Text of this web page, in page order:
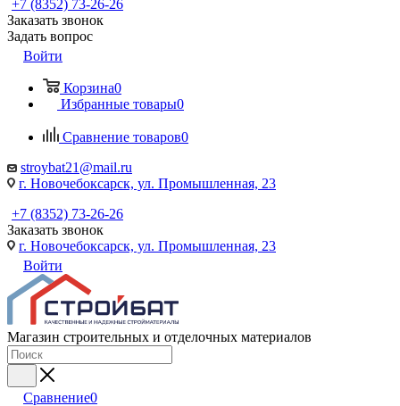
+7 (8352) 73-26-26
Заказать звонок
Задать вопрос
Войти
Корзина0
Избранные товары0
Сравнение товаров0
stroybat21@mail.ru
г. Новочебоксарск, ул. Промышленная, 23
+7 (8352) 73-26-26
Заказать звонок
г. Новочебоксарск, ул. Промышленная, 23
Войти
Магазин строительных и отделочных материалов
Сравнение0